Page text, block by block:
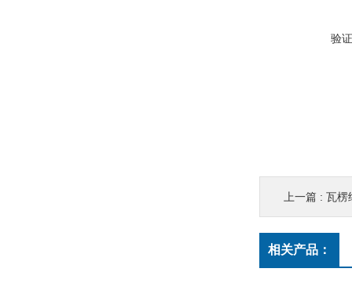
验
上一篇 : 瓦楞
相关产品：